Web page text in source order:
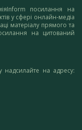
посилання на
у сфері онлайн-медіа
матеріалу прямого та
на цитований
надсилайте на адресу: